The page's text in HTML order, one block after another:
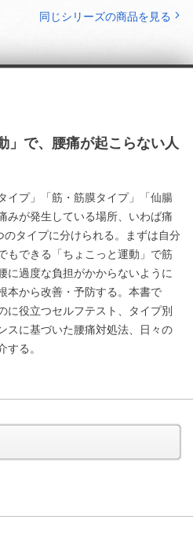
同じシリーズの商品を見る
」で、腰痛が起こらない人
イプ」「筋・筋膜タイプ」「仙腸
が発生している場所、いわば痛
タイプに分けられる。まずは自分
もできる「ちょこっと運動」で筋
に過度な負担がかからないように
本から改善・予防する。本書で
に役立つセルフテスト、タイプ別
スに基づいた腰痛対処法、日々の
する。